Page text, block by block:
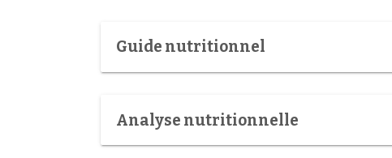
Guide nutritionnel
Analyse nutritionnelle